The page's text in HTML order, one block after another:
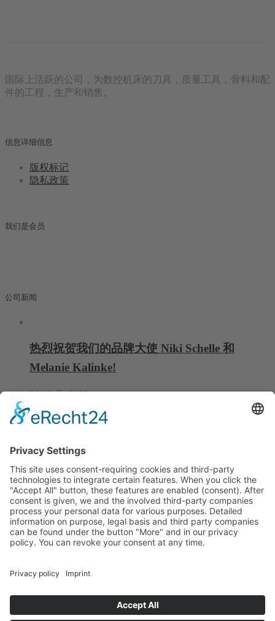
国际上活跃的公司，为数控机床的刀具，质量工具，骨料和配
件的工程，生产和销售。
信息详细信息
版权标记
隐私政策
我们是会员
公司新闻
热烈祝贺我们的品牌大使 Niki Schelle 和
Melanie Kalinke!
06 10 月, 2025
新应用视频上线：TSA C6 触感沉头装置实际
操作演示
28 7 月, 2025
司令部
C6 Composite Tooling GmbH